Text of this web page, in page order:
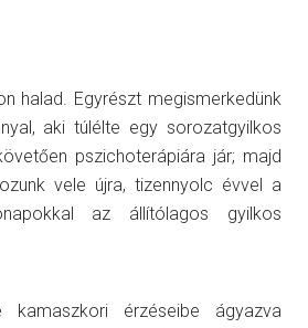
halad. Egyrészt megismerkedünk
aki túlélte egy sorozatgyilkos
pszichoterápiára jár; majd
vele újra, tizennyolc évvel a
az állítólagos gyilkos
kamaszkori érzéseibe ágyazva